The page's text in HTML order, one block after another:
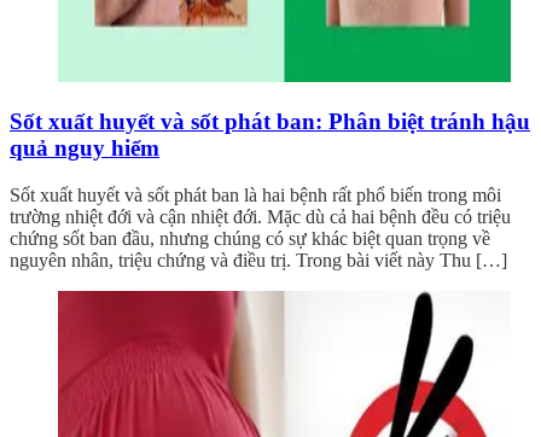
Sốt xuất huyết và sốt phát ban: Phân biệt tránh hậu
quả nguy hiểm
Sốt xuất huyết và sốt phát ban là hai bệnh rất phổ biến trong môi
trường nhiệt đới và cận nhiệt đới. Mặc dù cả hai bệnh đều có triệu
chứng sốt ban đầu, nhưng chúng có sự khác biệt quan trọng về
nguyên nhân, triệu chứng và điều trị. Trong bài viết này Thu […]